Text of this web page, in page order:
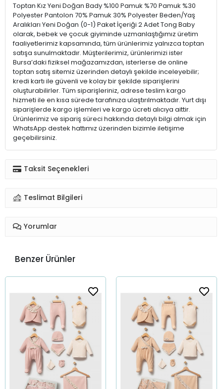
Toptan Kız Yeni Doğan Bady %100 Pamuk %70 Pamuk %30
Polyester Pantolon 70% Pamuk 30% Polyester Beden/Yaş
Aralıkları Yeni Doğan (0-1) Paket İçeriği 2 Adet Tong Baby
olarak, bebek ve çocuk giyiminde uzmanlaştığımız üretim
faaliyetlerimiz kapsamında, tüm ürünlerimiz yalnızca toptan
satışa sunulmaktadır. Müşterilerimiz, ürünlerimizi ister
Bursa’daki fiziksel mağazamızdan, isterlerse de online
toptan satış sitemiz üzerinden detaylı şekilde inceleyebilir;
kredi kartı ile güvenli ve kolay bir şekilde siparişlerini
oluşturabilirler. Tüm siparişleriniz, adrese teslim kargo
hizmeti ile en kısa sürede tarafınıza ulaştırılmaktadır. Yurt dışı
siparişlerde kargo işlemleri ve kargo ücreti alıcıya aittir.
Ürünlerimiz ve sipariş süreci hakkında detaylı bilgi almak için
WhatsApp destek hattımız üzerinden bizimle iletişime
geçebilirsiniz.
Taksit Seçenekleri
Teslimat Bilgileri
Yorumlar
Benzer Ürünler